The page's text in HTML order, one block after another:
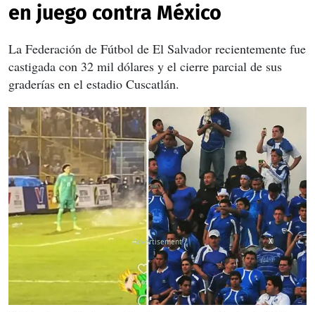
en juego contra México
La Federación de Fútbol de El Salvador recientemente fue
castigada con 32 mil dólares y el cierre parcial de sus
graderías en el estadio Cuscatlán.
X